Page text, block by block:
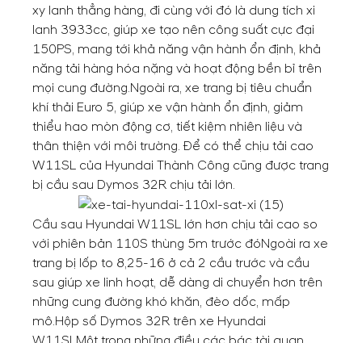
xy lanh thẳng hàng, đi cùng với đó là dung tích xi
lanh 3933cc, giúp xe tạo nên công suất cực đại
150PS, mang tới khả năng vận hành ổn định, khả
năng tải hàng hóa nặng và hoạt động bền bỉ trên
mọi cung đường.Ngoài ra, xe trang bị tiêu chuẩn
khí thải Euro 5, giúp xe vận hành ổn định, giảm
thiểu hao mòn động cơ, tiết kiệm nhiên liệu và
thân thiện với môi trường. Để có thể chịu tải cao
W11SL của Hyundai Thành Công cũng được trang
bị cầu sau Dymos 32R chịu tải lớn.
Cầu sau Hyundai W11SL lớn hơn chịu tải cao so
với phiên bản 110S thùng 5m trước đóNgoài ra xe
trang bị lốp to 8,25-16 ở cả 2 cầu trước và cầu
sau giúp xe linh hoạt, dễ dàng di chuyển hơn trên
những cung đường khó khăn, đèo dốc, mấp
mô.Hộp số Dymos 32R trên xe Hyundai